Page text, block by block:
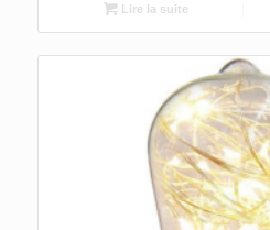
Lire la suite